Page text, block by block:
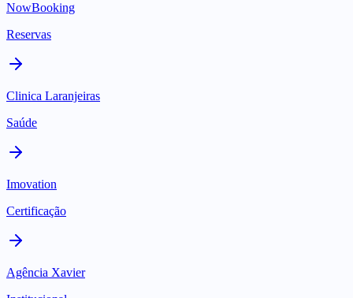
NowBooking
Reservas
Clinica Laranjeiras
Saúde
Imovation
Certificação
Agência Xavier